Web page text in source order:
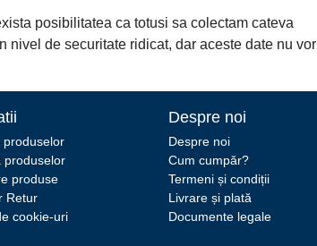
posibilitatea ca totusi sa colectam cateva
de securitate ridicat, dar aceste date nu vor
produselor
produselor
produse
Retur
cookie-uri
Despre noi
Despre noi
Cum cumpăr?
Termeni și condiții
Livrare și plată
Documente legale